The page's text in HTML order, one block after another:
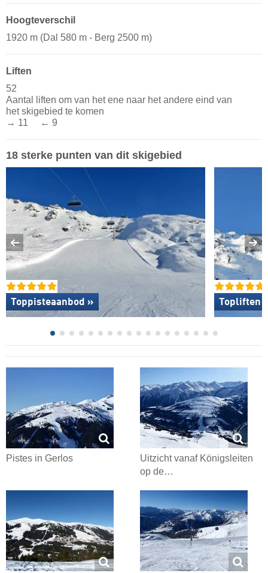
Hoogteverschil
1920 m (Dal 580 m - Berg 2500 m)
Liften
52
Aantal liften om van het ene naar het andere eind van
het skigebied te komen
→ 11 ← 9
18 sterke punten van dit skigebied
Toppisteaanbod » Topliften
Pistes in Gerlos
Uitzicht vanaf Königsleiten
op de…